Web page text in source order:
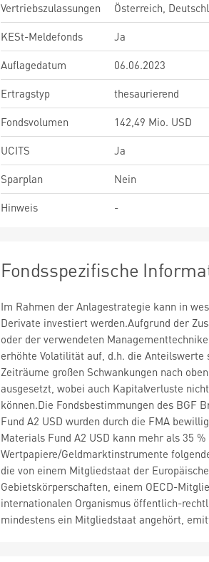
Vertriebszulassungen
Österreich,
KESt-Meldefonds
Ja
Auflagedatum
06.06.2023
Ertragstyp
thesaurierend
Fondsvolumen
142,49 Mio. USD
UCITS
Ja
Sparplan
Nein
Hinweis
-
Fondsspezifische
Im Rahmen der Anlagestrategie kann in
Derivate investiert werden.Aufgrund der
oder der verwendeten
erhöhte Volatilität auf, d.h. die Anteilswerte
Zeiträume großen Schwankungen nach
ausgesetzt, wobei auch Kapitalverluste
können.Die Fondsbestimmungen des BGF
Fund A2 USD wurden durch die FMA
Materials Fund A2 USD kann mehr als 35
Wertpapiere/Geldmarktinstrumente
die von einem Mitgliedstaat der
Gebietskörperschaften, einem OECD-
internationalen Organismus öffentlich-
mindestens ein Mitgliedstaat angehört,